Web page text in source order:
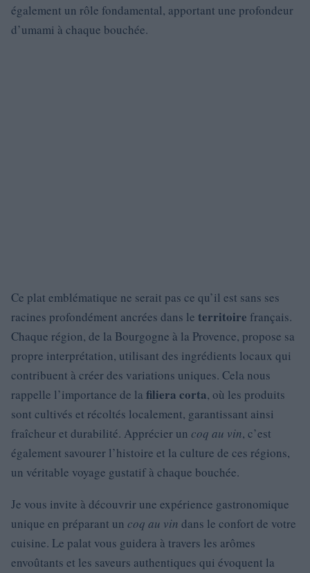
également un rôle fondamental, apportant une profondeur
d’umami à chaque bouchée.
Ce plat emblématique ne serait pas ce qu’il est sans ses
racines profondément ancrées dans le territoire français.
Chaque région, de la Bourgogne à la Provence, propose sa
propre interprétation, utilisant des ingrédients locaux qui
contribuent à créer des variations uniques. Cela nous
rappelle l’importance de la filiera corta, où les produits
sont cultivés et récoltés localement, garantissant ainsi
fraîcheur et durabilité. Apprécier un coq au vin, c’est
également savourer l’histoire et la culture de ces régions,
un véritable voyage gustatif à chaque bouchée.
Je vous invite à découvrir une expérience gastronomique
unique en préparant un coq au vin dans le confort de votre
cuisine. Le palat vous guidera à travers les arômes
envoûtants et les saveurs authentiques qui évoquent la